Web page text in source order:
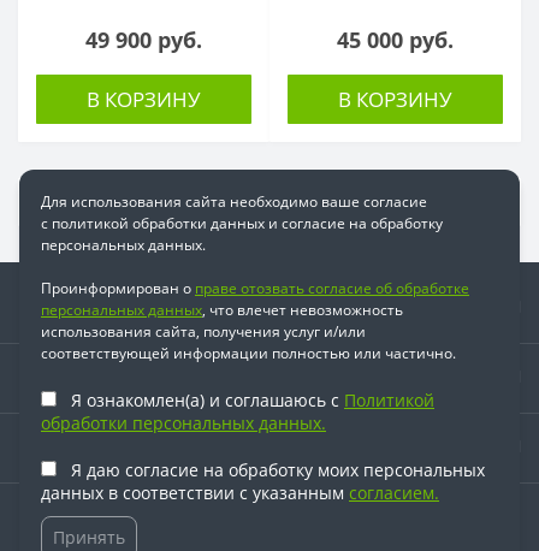
49 900 руб.
В КОРЗИНУ
45 000 руб.
В КОРЗИНУ
Для использования сайта необходимо ваше согласие
с политикой обработки данных и согласие на обработку
персональных данных.
Проинформирован о праве отозвать согласие об обработке
персональных данных, что влечет невозможность
использования сайта, получения услуг и/или
соответствующей информации полностью или частично.
Я ознакомлен(а) и соглашаюсь с Политикой
обработки персональных данных.
Я даю согласие на обработку моих персональных
данных в соответствии с указанным согласием.
Принять
Информация